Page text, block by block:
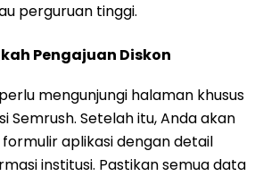
perguruan tinggi.
Pengajuan Diskon
mengunjungi halaman khusus
Semrush. Setelah itu, Anda akan
aplikasi dengan detail
institusi. Pastikan semua data